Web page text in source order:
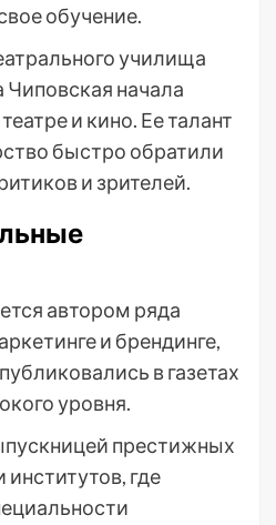
обучение.
училища
начала
и кино. Ее талант
быстро обратили
и зрителей.
автором ряда
и брендинге,
в газетах
уровня.
престижных
институтов, где